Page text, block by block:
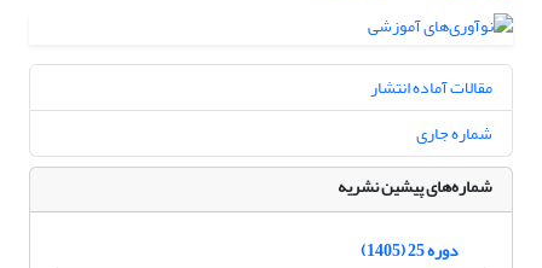
مقالات آماده انتشار
شماره جاری
شماره‌های پیشین نشریه
دوره 25 (1405)